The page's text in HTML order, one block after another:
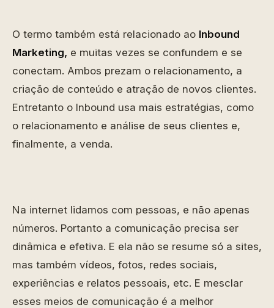
O termo também está relacionado ao Inbound
Marketing, e muitas vezes se confundem e se
conectam. Ambos prezam o relacionamento, a
criação de conteúdo e atração de novos clientes.
Entretanto o Inbound usa mais estratégias, como
o relacionamento e análise de seus clientes e,
finalmente, a venda.
Na internet lidamos com pessoas, e não apenas
números. Portanto a comunicação precisa ser
dinâmica e efetiva. E ela não se resume só a sites,
mas também vídeos, fotos, redes sociais,
experiências e relatos pessoais, etc. E mesclar
esses meios de comunicação é a melhor